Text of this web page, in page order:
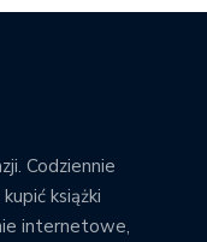
Codziennie
książki
internetowe,